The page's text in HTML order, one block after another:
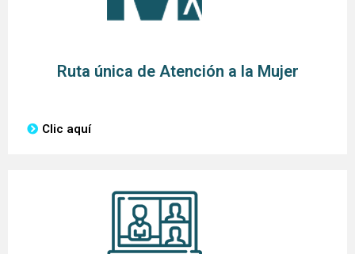
Ruta única de Atención a la Mujer
Clic aquí